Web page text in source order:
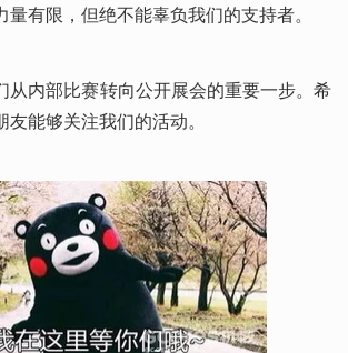
有限，但绝不能辜负我们的支持者。
从内部比赛转向公开展会的重要一步。希
能够关注我们的活动。